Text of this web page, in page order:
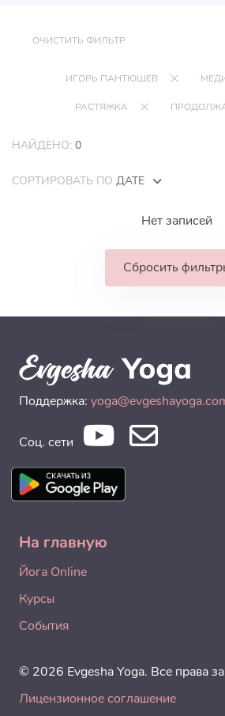
ОЧИСТИТЬ ФИЛЬТР
ИГОРЬ ПАНТЮШЕВ
РАСТЯЖКА
НАЙДЕНО: 0
СОРТИРОВАТЬ ПО ДАТЕ
Нет записей
Сбросить
Поддержка:
Соц. сети
На главную
Йога Online
Курсы
События
© 2026 Evgesha Yoga. Все права
Лицензионное соглашение